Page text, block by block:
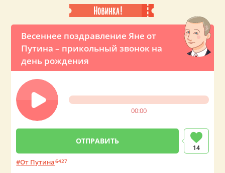
Весеннее поздравление Яне от
Путина – прикольный звонок на
день рождения
00:00
14
От Путина6427